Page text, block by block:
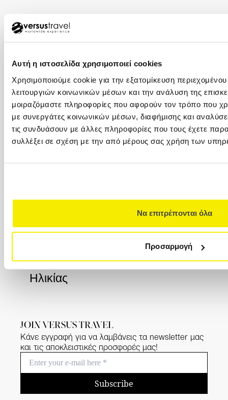
Αυτή η ιστοσελίδα χρησιμοποιεί cookies
Χρησιμοποιούμε cookie για την εξατομίκευση
λειτουργιών κοινωνικών μέσων και την ανάλυση της
μοιραζόμαστε πληροφορίες που αφορούν τον τρόπο που
με συνεργάτες κοινωνικών μέσων, διαφήμισης και
τις συνδυάσουν με άλλες πληροφορίες που τους έχετε
συλλέξει σε σχέση με την από μέρους σας χρήση των
Να επιτρέπονται όλα
Προσαρμογή
+30 2310 23 0001
Αριστοτέλους), 546 24, (2ος όροφος)
ΚΥΠΡΟΣ
00357 22449977
00357 22449978
Versus Travel Cyprus Ltd. (VTC) Λεωφ.
Αρχιεπισκόπου Μακαρίου Γ΄ 82Ε 1077
+30 210 32 32 800
Πλατεία Συντάγματος (7ος όροφος)
Ταξιδιωτική Ασφάλεια Χωρίς Όριο
Ηλικίας
JOIN VERSUS TRAVEL
Κάνε εγγραφή για να λαμβάνεις τα newsletter μας
και τις αποκλειστικές προσφορές μας!
Subscribe